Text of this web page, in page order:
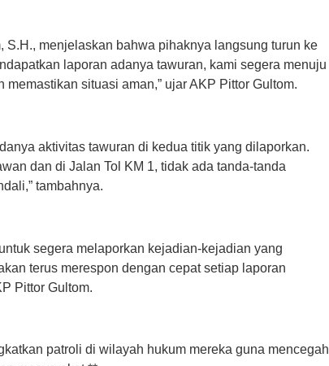
menjelaskan bahwa pihaknya langsung turun ke
laporan adanya tawuran, kami segera menuju
situasi aman,” ujar AKP Pittor Gultom.
aktivitas tawuran di kedua titik yang dilaporkan.
dan di Jalan Tol KM 1, tidak ada tanda-tanda
tambahnya.
segera melaporkan kejadian-kejadian yang
terus merespon dengan cepat setiap laporan
Pittor Gultom.
patroli di wilayah hukum mereka guna mencegah